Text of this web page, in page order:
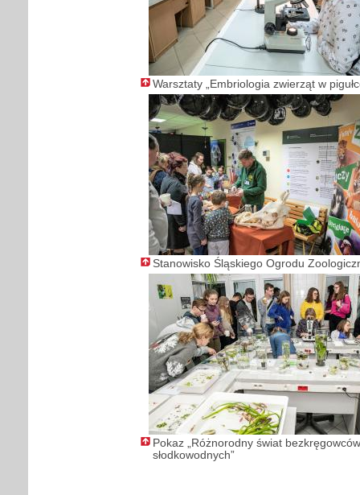
Warsztaty „Embriologia zwierząt w
Stanowisko Śląskiego Ogrodu
Pokaz „Różnorodny świat bezkręgowców
słodkowodnych”